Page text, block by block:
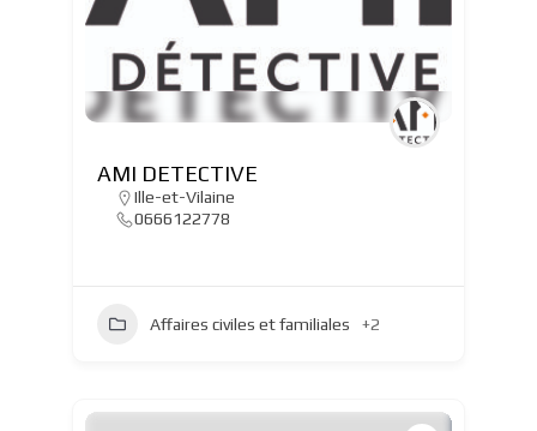
AMI DETECTIVE
Ille-et-Vilaine
0666122778
Affaires civiles et familiales +2